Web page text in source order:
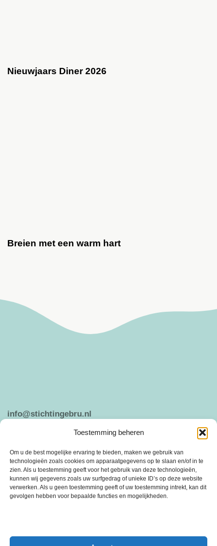
Toestemming beheren
Om u de best mogelijke ervaring te bieden, maken we gebruik van
technologieën zoals cookies om apparaatgegevens op te slaan en/of in te
zien. Als u toestemming geeft voor het gebruik van deze technologieën,
kunnen wij gegevens zoals uw surfgedrag of unieke ID’s op deze website
verwerken. Als u geen toestemming geeft of uw toestemming intrekt, kan dit
gevolgen hebben voor bepaalde functies en mogelijkheden.
Nieuwjaars Diner 2026
Breien met een warm hart
info@stichtingebru.nl
ANBI PRIVACY VERKLARING
behoefte om sociale cohesie en saamhorigheid te bevorderen.